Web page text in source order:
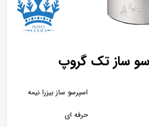
تک گروپ
اسپرسو ساز بیزرا نیمه
حرفه ای